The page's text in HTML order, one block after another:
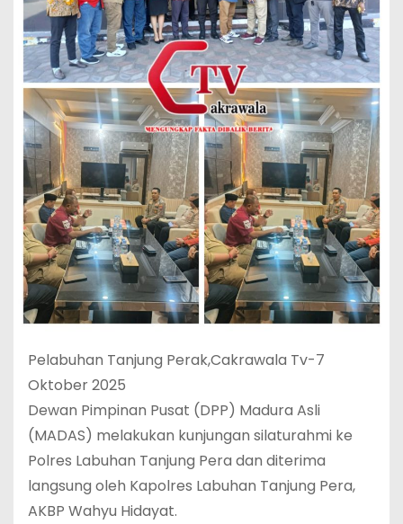
Pelabuhan Tanjung Perak,Cakrawala Tv-7
Oktober 2025
Dewan Pimpinan Pusat (DPP) Madura Asli
(MADAS) melakukan kunjungan silaturahmi ke
Polres Labuhan Tanjung Pera dan diterima
langsung oleh Kapolres Labuhan Tanjung Pera,
AKBP Wahyu Hidayat.